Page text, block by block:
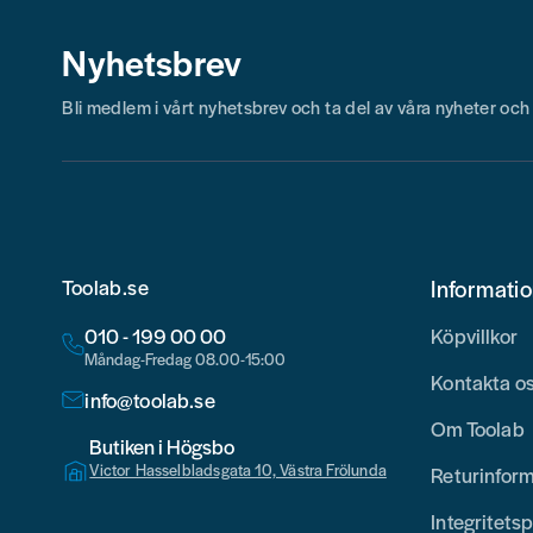
Nyhetsbrev
Bli medlem i vårt nyhetsbrev och ta del av våra nyheter
Toolab.se
010 - 199 00 00
Måndag-Fredag 08.00-15:00
info@toolab.se
Butiken i Högsbo
Victor Hasselbladsgata 10, Västra Frölunda
Köpvillkor
Kontakta
Om Toolab